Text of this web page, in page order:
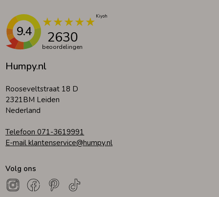
Humpy.nl
Rooseveltstraat 18 D
2321BM Leiden
Nederland
Telefoon 071-3619991
E-mail klantenservice@humpy.nl
9.4 2630
beoordelingen
Volg ons